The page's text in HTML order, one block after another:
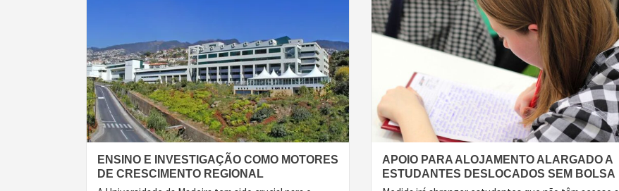
ENSINO E INVESTIGAÇÃO COMO MOTORES
DE CRESCIMENTO REGIONAL
APOIO PARA ALOJAMENTO ALARGADO A
ESTUDANTES DESLOCADOS SEM BOLSA